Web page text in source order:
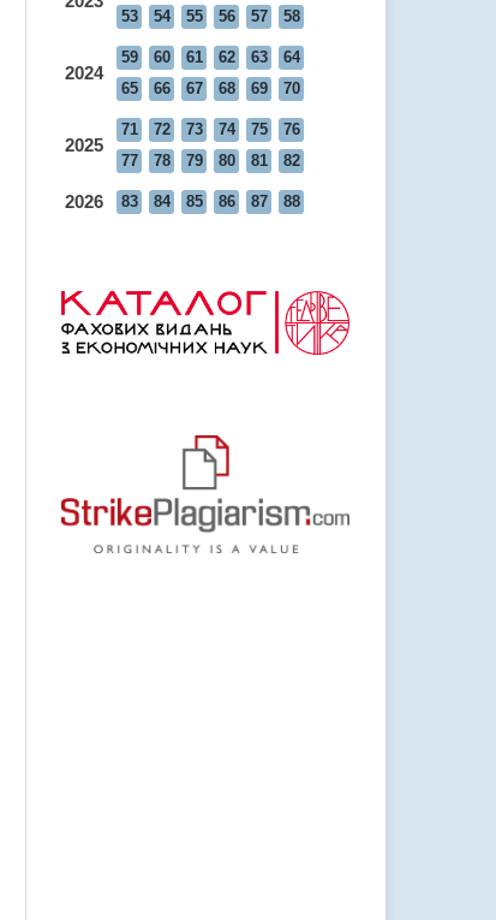
53
54 55 56 57 58
2024
59 60 61 62 63
64
65
66 67 68 69 70
2025
71 72 73 74 75
76
77
78 79 80 81 82
2026 83 84 85 86 87 88